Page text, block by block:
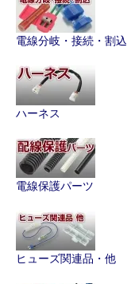
電線分岐・接続・割込
ハーネス
電線保護パーツ
ヒューズ関連品・他